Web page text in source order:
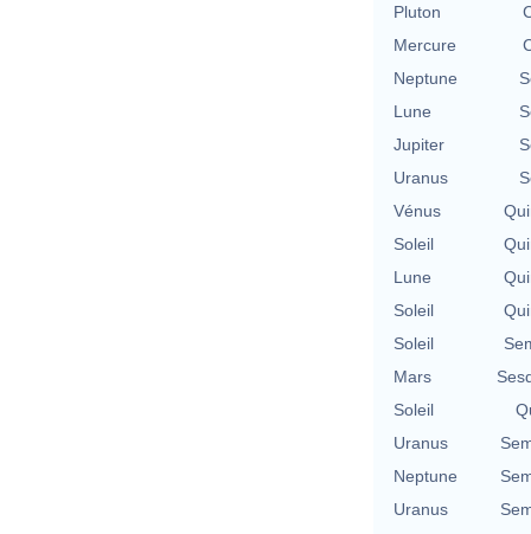
Pluton
Mercure
Neptune
Lune
Jupiter
Uranus
Vénus
Soleil
Lune
Soleil
Soleil
Mars
Soleil
Uranus
Neptune
Uranus